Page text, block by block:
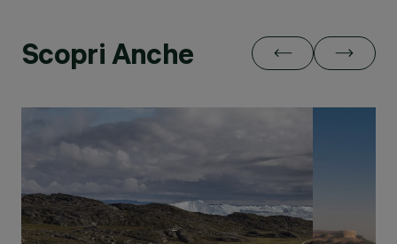
Scopri Anche